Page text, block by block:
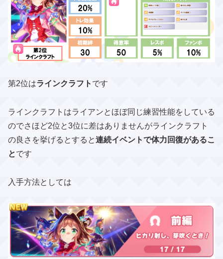
第2位はラインクラフト です
ラインクラフトはライアンとほぼ同じ練習性能をしている
のでさほど2位と3位に差はありませんが​ラインクラフト
の良さを挙げるとすると連続イベントで体力回復があるこ
とです
入手方法としては